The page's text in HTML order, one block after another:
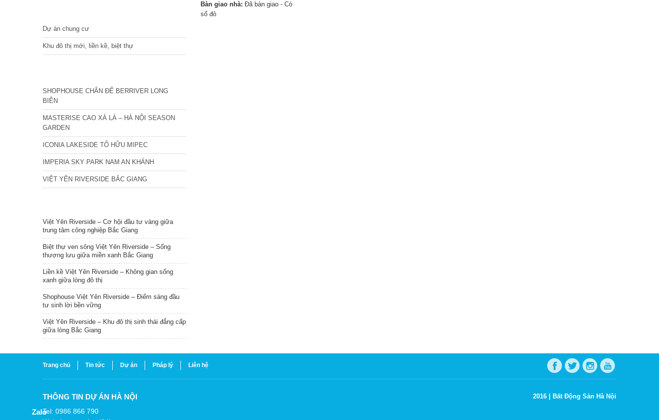
Bàn giao nhà: Đã bàn giao - Có
sổ đỏ
Dự án chung cư
Khu đô thị mới, liền kề, biệt thự
SHOPHOUSE CHÂN ĐẾ BERRIVER LONG
BIÊN
MASTERISE CAO XÀ LÁ – HÀ NỘI SEASON
GARDEN
ICONIA LAKESIDE TỐ HỮU MIPEC
IMPERIA SKY PARK NAM AN KHÁNH
VIỆT YÊN RIVERSIDE BẮC GIANG
Việt Yên Riverside – Cơ hội đầu tư vàng giữa
trung tâm công nghiệp Bắc Giang
Biệt thự ven sông Việt Yên Riverside – Sống
thượng lưu giữa miền xanh Bắc Giang
Liền kề Việt Yên Riverside – Không gian sống
xanh giữa lòng đô thị
Shophouse Việt Yên Riverside – Điểm sáng đầu
tư sinh lời bền vững
Việt Yên Riverside – Khu đô thị sinh thái đẳng cấp
giữa lòng Bắc Giang
Trang chủ Tin tức Dự án Pháp lý Liên hệ
THÔNG TIN DỰ ÁN HÀ NỘI
Tel: 0986 866 790
2016 | Bất Động Sản Hà Nội
Zalo